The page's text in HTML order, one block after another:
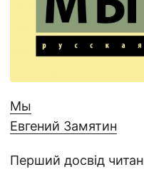
Мы
Евгений Замятин
Перший досвід